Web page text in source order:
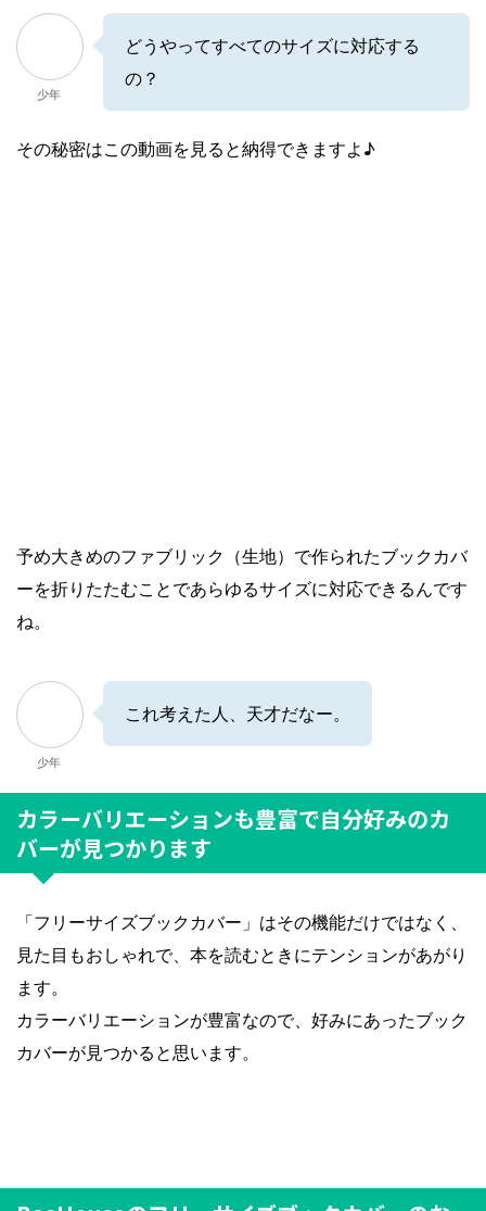
少年
どうやってすべてのサイズに対応する
の？
その秘密はこの動画を見ると納得できますよ♪
予め大きめのファブリック（生地）で作られたブックカバ
ーを折りたたむことであらゆるサイズに対応できるんです
ね。
少年
これ考えた人、天才だなー。
カラーバリエーションも豊富で自分好みのカ
バーが見つかります
「フリーサイズブックカバー」はその機能だけではなく、
見た目もおしゃれで、本を読むときにテンションがあがり
ます。
カラーバリエーションが豊富なので、好みにあったブック
カバーが見つかると思います。